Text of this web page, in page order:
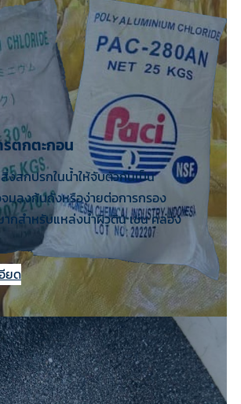
รตกตะกอน
งสกปรกในน้ำให้จับตัวกันเป็น
มลงก้นถังหรือง่ายต่อการกรอง
ากสำหรับแหล่งน้ำผิวดิน เช่น คลอง
ยด